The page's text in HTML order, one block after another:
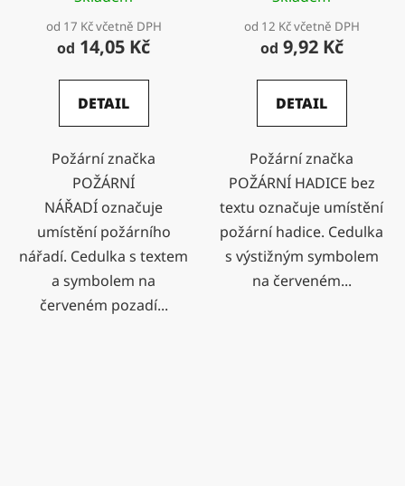
od 17 Kč včetně DPH
od 14,05 Kč
DETAIL
Požární značka
POŽÁRNÍ
NÁŘADÍ označuje
umístění požárního
nářadí. Cedulka s textem
a symbolem na
červeném pozadí...
od 12 Kč včetně DPH
od 9,92 Kč
DETAIL
Požární značka
POŽÁRNÍ HADICE bez
textu označuje umístění
požární hadice. Cedulka
s výstižným symbolem
na červeném...